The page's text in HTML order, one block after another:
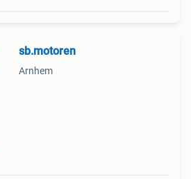
sb.motoren
Arnhem